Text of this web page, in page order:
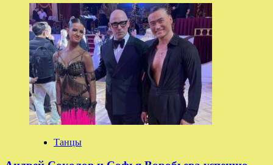
Олег
Харламов
и
Татьяна
Кудрявцева
—
победители
Чемпионата
мира
по
смус!
Танцы